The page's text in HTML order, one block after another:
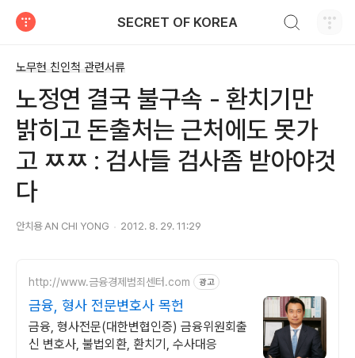
SECRET OF KOREA
노무현 친인척 관련서류
노정연 결국 불구속 - 환치기만
밝히고 돈출처는 근처에도 못가
고 ㅉㅉ : 검사들 검사좀 받아야것
다
안치용 AN CHI YONG 2012. 8. 29. 11:29
http://www.금융경제범죄센터.com 광고
금융, 형사 전문변호사 목헌
금융, 형사전문(대한변협인증) 금융위원회출
신 변호사, 불법외환, 환치기, 수사대응